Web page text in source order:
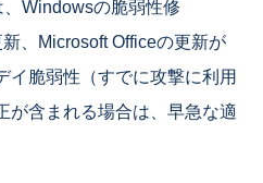
Windowsの脆弱性修
、Microsoft Officeの更新が
イ脆弱性（すでに攻撃に利用
が含まれる場合は、早急な適